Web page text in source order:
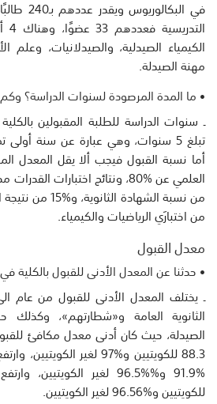
في
الكيمياء الصيدلية، والصيدلانيات، وعلم
مهنة الصيدلة.
• ما المدة المرصودة لسنوات الدراسة؟
ـ سنوات الدراسة للطلبة المقبولين
أما نسبة القبول فيجب ألا يقل المعدل
من اختبارَي الرياضيات والكيمياء.
معدل القبول
• حدثنا عن المعدل الأدنى للقبول بالكلية
ـ يختلف المعدل الأدنى للقبول من
الثانوية العامة و«شطارتهم»،
للكويتيين و%96.56 لغير الكويتيين.